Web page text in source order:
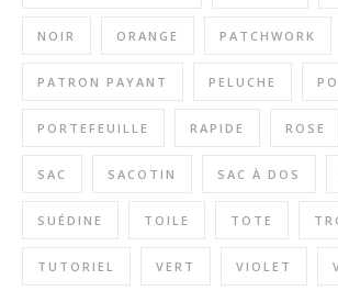
NOIR ORANGE PATCHWORK
PATRON PAYANT PELUCHE
PORTEFEUILLE RAPIDE ROSE
SAC SACOTIN SAC À DOS
SUÉDINE TOILE TOTE
TUTORIEL VERT VIOLET